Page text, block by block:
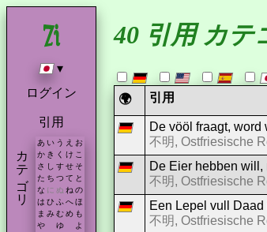
▾
ログイン
引用
カテゴリ あ い う え お
か き く け こ
さ し す せ そ
た ち つ て と
な に ぬ ね の
は ひ ふ へ ほ
ま み む め も
や
ゆ
よ
40 引用 カテ
🌍 引用
De vööl fraagt, word
不明, Ostfriesische
De Eier hebben will,
不明, Ostfriesische
Een Lepel vull
不明, Ostfriesische